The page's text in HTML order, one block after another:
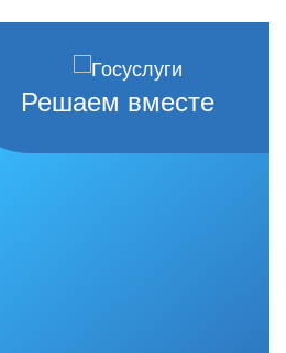
Решаем вместе